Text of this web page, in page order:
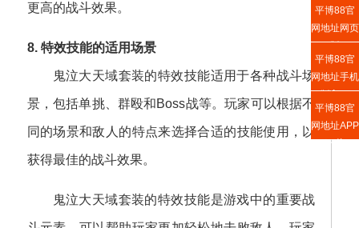
更高的战斗效果。
8. 特效技能的适用场景
鬼泣大天域套装的特效技能适用于各种战斗场
景，包括单挑、群殴和Boss战等。玩家可以根据不
同的场景和敌人的特点来选择合适的技能使用，以
获得最佳的战斗效果。
鬼泣大天域套装的特效技能是游戏中的重要战
平博88官
网地址网页
版
平博88官
网地址手机
版入口
平博88官
网地址APP
下载